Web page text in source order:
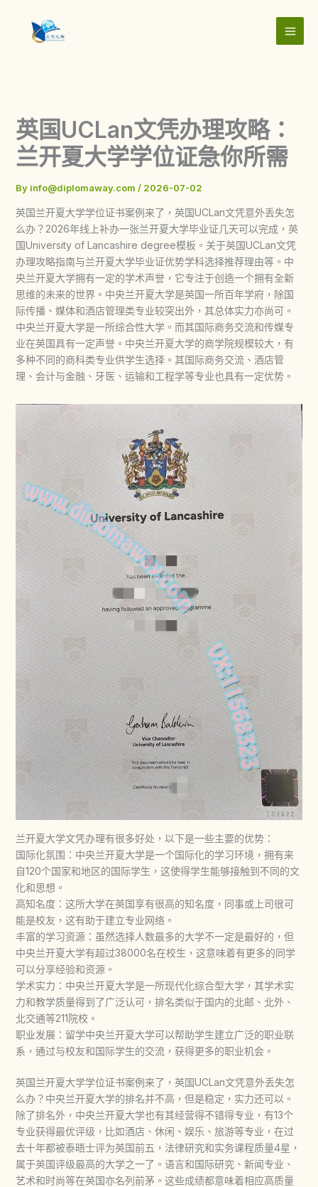
content
英国UCLan文凭办理攻略：
兰开夏大学学位证急你所需
By info@diplomaway.com / 2026-07-02
英国兰开夏大学学位证书案例来了，英国UCLan文凭意外丢失怎
么办？2026年线上补办一张兰开夏大学毕业证几天可以完成，英
国University of Lancashire degree模板。关于英国UCLan文凭
办理攻略指南与兰开夏大学毕业证优势学科选择推荐理由等。中
央兰开夏大学拥有一定的学术声誉，它专注于创造一个拥有全新
思维的未来的世界。中央兰开夏大学是英国一所百年学府，除国
际传播、媒体和酒店管理类专业较突出外，其总体实力亦尚可。
中央兰开夏大学是一所综合性大学。而其国际商务交流和传媒专
业在英国具有一定声誉。中央兰开夏大学的商学院规模较大，有
多种不同的商科类专业供学生选择。其国际商务交流、酒店管
理、会计与金融、牙医、运输和工程学等专业也具有一定优势。
兰开夏大学文凭办理有很多好处，以下是一些主要的优势：
国际化氛围：中央兰开夏大学是一个国际化的学习环境，拥有来
自120个国家和地区的国际学生，这使得学生能够接触到不同的文
化和思想。
高知名度：这所大学在英国享有很高的知名度，同事或上司很可
能是校友，这有助于建立专业网络。
丰富的学习资源：虽然选择人数最多的大学不一定是最好的，但
中央兰开夏大学有超过38000名在校生，这意味着有更多的同学
可以分享经验和资源。
学术实力：中央兰开夏大学是一所现代化综合型大学，其学术实
力和教学质量得到了广泛认可，排名类似于国内的北邮、北外、
北交通等211院校。
职业发展：留学中央兰开夏大学可以帮助学生建立广泛的职业联
系，通过与校友和国际学生的交流，获得更多的职业机会。
英国兰开夏大学学位证书案例来了，英国UCLan文凭意外丢失怎
么办？中央兰开夏大学的排名并不高，但是稳定，实力还可以。
除了排名外，中央兰开夏大学也有其经营得不错得专业，有13个
专业获得最优评级，比如酒店、休闲、娱乐、旅游等专业，在过
去十年都被泰晤士评为英国前五，法律研究和实务课程质量4星，
属于英国评级最高的大学之一了。语言和国际研究、新闻专业、
艺术和时尚等在英国亦名列前茅。这些成绩都意味着相应高质量